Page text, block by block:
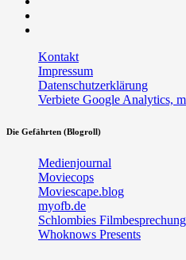
Kontakt
Impressum
Datenschutzerklärung
Verbiete Google Analytics,
Die Gefährten (Blogroll)
Medienjournal
Moviecops
Moviescape.blog
myofb.de
Schlombies
Whoknows Presents